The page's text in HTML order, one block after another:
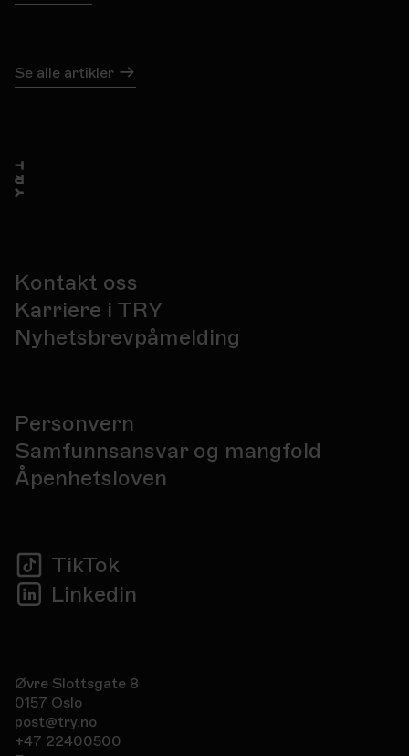
Se alle artikler
Kontakt oss
Karriere i TRY
Nyhetsbrevpåmelding
Personvern
Samfunnsansvar og mangfold
Åpenhetsloven
TikTok
Linkedin
Øvre Slottsgate 8
0157 Oslo
post@try.no
+47 22400500